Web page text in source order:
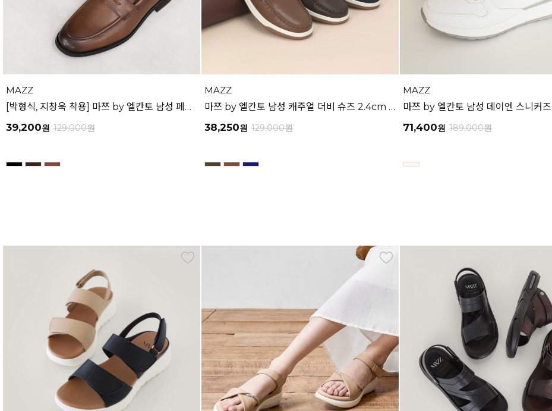
MAZZ
[박형식, 지창욱 착용] 마쯔 by 엘칸토 남성 페니 로퍼 3.5cm LCMD82I111
39,200원 129,000원
MAZZ
마쯔 by 엘칸토 남성 캐주얼 더비 슈즈 2.4cm LCMC21M326
38,250원 129,000원
MAZZ
71,400원 189,000원